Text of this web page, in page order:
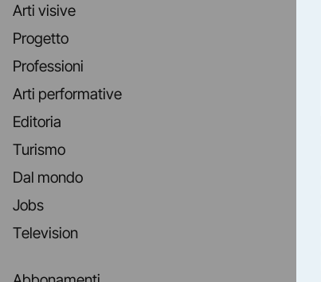
Arti visive
Progetto
Professioni
Arti performative
Editoria
Turismo
Dal mondo
Jobs
Television